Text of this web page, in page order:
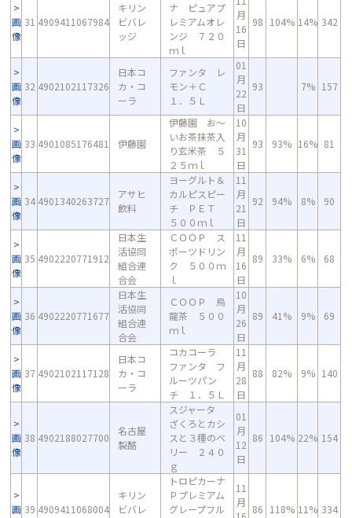
画
像
31 4909411067984
キリン
ビバレ
ッジ
ナ ピュアプ
レミアムオレ
ンジ ７２０
ｍｌ
月
16
日
98 104% 14% 342
画
像
32 4902102117326
日本コ
カ・コ
ーラ
ファンタ レ
モン＋Ｃ
１．５Ｌ
01
月
22
日
93 7% 157
画
像
33 4901085176481 伊藤園
伊藤園 お～
いお茶抹茶入
り玄米茶 ５
２５ｍｌ
10
月
31
日
93 93% 16% 81
画
像
34 4901340263727
アサヒ
飲料
ヨーグルト＆
カルピスピー
チ ＰＥＴ
５００ｍｌ
11
月
21
日
92 94% 8% 90
画
像
35 4902220771912
日本生
活協同
組合連
合会
ＣＯＯＰ ス
ポーツドリン
ク ５００ｍ
ｌ
11
月
16
日
89 33% 6% 68
画
像
36 4902220771677
日本生
活協同
組合連
合会
ＣＯＯＰ 烏
龍茶 ５００
ｍｌ
10
月
26
日
89 41% 9% 69
画
像
37 4902102117128
日本コ
カ・コ
ーラ
コカコーラ
ファンタ フ
ルーツパン
チ １．５Ｌ
11
月
28
日
88 82% 9% 140
画
像
38 4902188027700
名古屋
製酪
スジャータ
ざくろとカシ
スと３種のベ
リー ２４０
ｇ
01
月
12
日
86 104% 22% 154
画 39 4909411068004
キリン
ビバレ
トロピカーナ
Ｐプレミアム
グレープフル
11
月
86 118% 11% 334